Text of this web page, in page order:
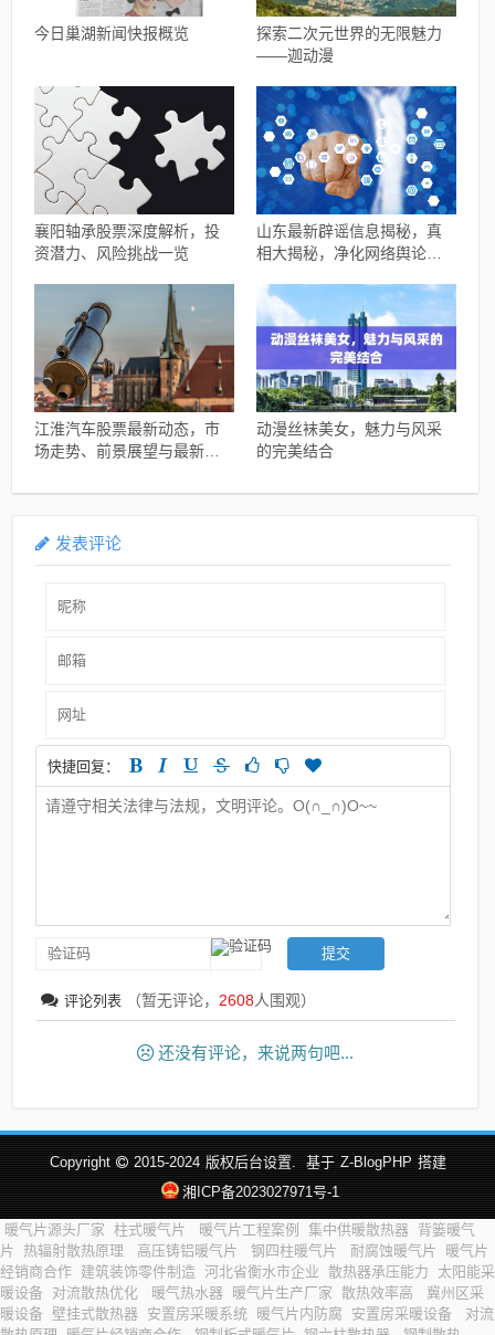
今日巢湖新闻快报概览
探索二次元世界的无限魅力
——迦动漫
襄阳轴承股票深度解析，投
资潜力、风险挑战一览
山东最新辟谣信息揭秘，真
相大揭秘，净化网络舆论风
江淮汽车股票最新动态，市
场走势、前景展望与最新消
动漫丝袜美女，魅力与风采
的完美结合
发表评论
快捷回复：
评论列表 （暂无评论， 2608人围观）
还没有评论，来说两句吧...
Copyright 2015-2024 版权后台设置. 基于 Z-BlogPHP 搭建
湘ICP备2023027971号-1
暖气片源头厂家 柱式暖气片 暖气片工程案例 集中供暖散热器 背篓暖气
片
热辐射散热原理 高压铸铝暖气片 钢四柱暖气片 耐腐蚀暖气片
暖气片
经销商合作 建筑装饰零件制造 河北省衡水市企业 散热器承压能力
太阳能采
暖设备 对流散热优化 暖气热水器 暖气片生产厂家 散热效率高
冀州区采
暖设备 壁挂式散热器 安置房采暖系统 暖气片内防腐 安置房采暖设备
对流